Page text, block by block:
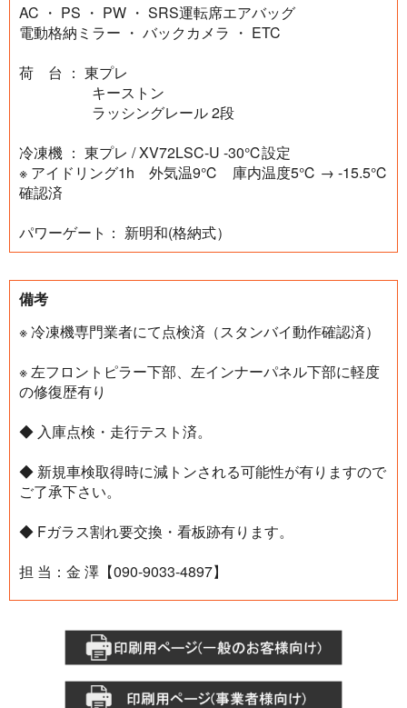
AC ・ PS ・ PW ・ SRS運転席エアバッグ
電動格納ミラー ・ バックカメラ ・ ETC
荷 台 ： 東プレ
キーストン
ラッシングレール 2段
冷凍機 ： 東プレ / XV72LSC-U -30℃設定
※ アイドリング1h 外気温9℃ 庫内温度5℃ → -15.5℃
確認済
パワーゲート： 新明和(格納式）
備考
※ 冷凍機専門業者にて点検済（スタンバイ動作確認済）
※ 左フロントピラー下部、左インナーパネル下部に軽度
の修復歴有り
◆ 入庫点検・走行テスト済。
◆ 新規車検取得時に減トンされる可能性が有りますので
ご了承下さい。
◆ Fガラス割れ要交換・看板跡有ります。
担 当：金 澤【090-9033-4897】